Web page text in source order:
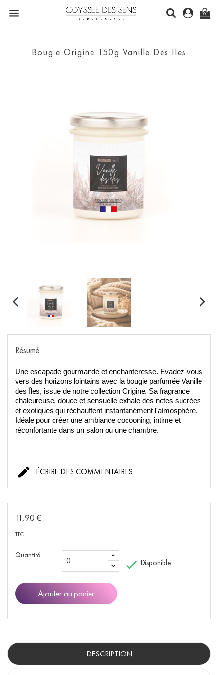
 0
Bougie Origine 150g Vanille Des Iles
Résumé
Une escapade gourmande et enchanteresse. Évadez-vous
vers des horizons lointains avec la bougie parfumée Vanille
des Îles, issue de notre collection Origine. Sa fragrance
chaleureuse, douce et sensuelle exhale des notes sucrées
et exotiques qui réchauffent instantanément l'atmosphère.
Idéale pour créer une ambiance cocooning, intime et
réconfortante dans un salon ou une chambre.
 ÉCRIRE DES COMMENTAIRES
11,90 €
TTC
Quantité
Ajouter au panier
 Disponible
DESCRIPTION